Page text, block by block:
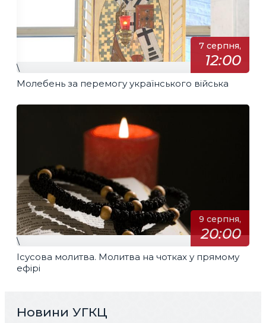
7 серпня,
12:00
\
Молебень за перемогу українського війська
9 серпня,
20:00
\
Ісусова молитва. Молитва на чотках у прямому
ефірі
Новини УГКЦ